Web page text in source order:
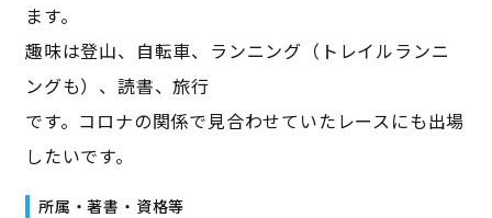
ます。
趣味は登山、自転車、ランニング（トレイルランニ
ングも）、読書、旅行
です。コロナの関係で見合わせていたレースにも出場
したいです。
所属・著書・資格等